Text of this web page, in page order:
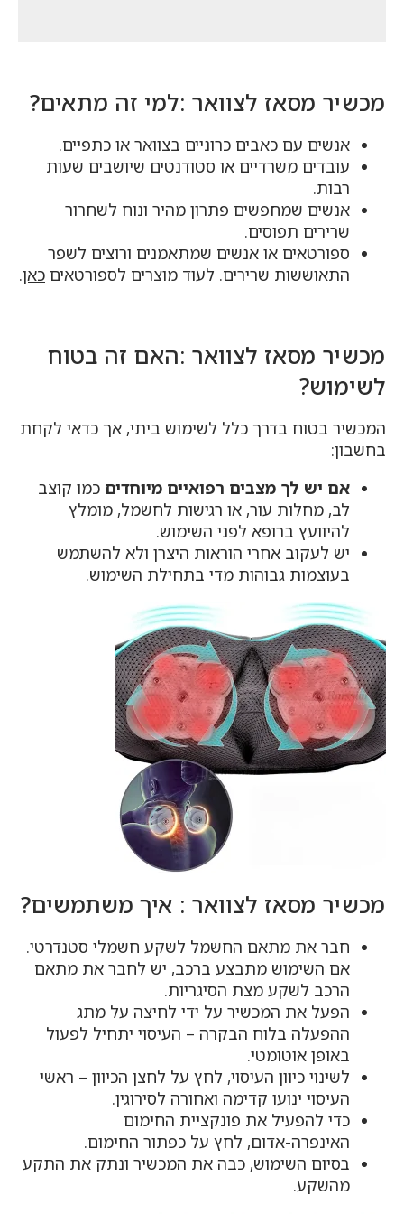
מכשיר מסאז לצוואר :למי זה מתאים?
אנשים עם כאבים כרוניים בצוואר או כתפיים.
עובדים משרדיים או סטודנטים שיושבים שעות
רבות.
אנשים שמחפשים פתרון מהיר ונוח לשחרור
שרירים תפוסים.
ספורטאים או אנשים שמתאמנים ורוצים לשפר
התאוששות שרירים. לעוד מוצרים לספורטאים כאן.
מכשיר מסאז לצוואר :האם זה בטוח
לשימוש?
המכשיר בטוח בדרך כלל לשימוש ביתי, אך כדאי לקחת
בחשבון:
אם יש לך מצבים רפואיים מיוחדים כמו קוצב
לב, מחלות עור, או רגישות לחשמל, מומלץ
להיוועץ ברופא לפני השימוש.
יש לעקוב אחרי הוראות היצרן ולא להשתמש
בעוצמות גבוהות מדי בתחילת השימוש.
מכשיר מסאז לצוואר : איך משתמשים?
חבר את מתאם החשמל לשקע חשמלי סטנדרטי.
אם השימוש מתבצע ברכב, יש לחבר את מתאם
הרכב לשקע מצת הסיגריות.
הפעל את המכשיר על ידי לחיצה על מתג
ההפעלה בלוח הבקרה – העיסוי יתחיל לפעול
באופן אוטומטי.
לשינוי כיוון העיסוי, לחץ על לחצן הכיוון – ראשי
העיסוי ינועו קדימה ואחורה לסירוגין.
כדי להפעיל את פונקציית החימום
האינפרה-אדום, לחץ על כפתור החימום.
בסיום השימוש, כבה את המכשיר ונתק את התקע
מהשקע.